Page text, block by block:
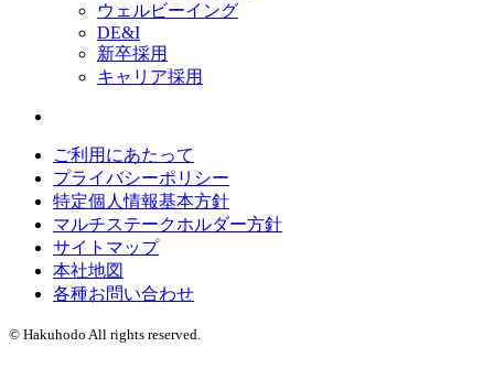
ウェルビーイング
DE&I
新卒採用
キャリア採用
ご利用にあたって
プライバシーポリシー
特定個人情報基本方針
マルチステークホルダー方針
サイトマップ
本社地図
各種お問い合わせ
© Hakuhodo All rights reserved.